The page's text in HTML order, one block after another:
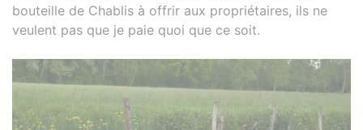
bouteille de Chablis à offrir aux propriétaires, ils ne
veulent pas que je paie quoi que ce soit.